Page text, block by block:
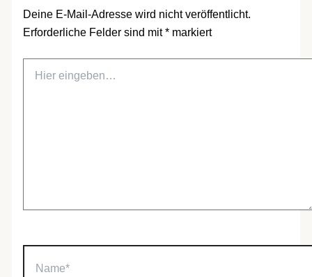
Deine E-Mail-Adresse wird nicht veröffentlicht.
Erforderliche Felder sind mit*markiert
eingeben…